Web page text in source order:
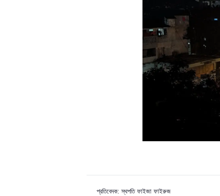
প্রতিবেদক: স্থপতি ফাইজা ফাইরুজ